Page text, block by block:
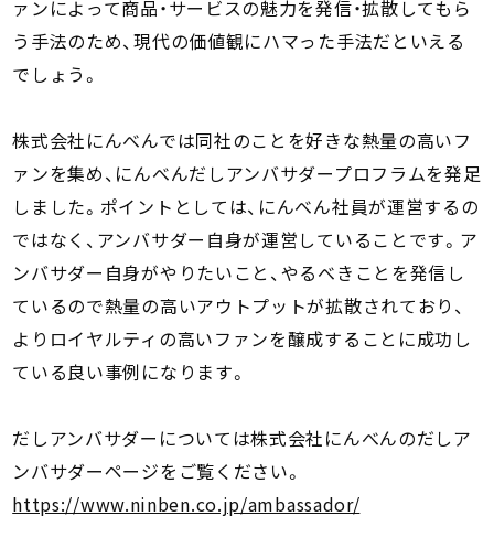
ァンによって商品・サービスの魅力を発信・拡散してもら
う手法のため、現代の価値観にハマった手法だといえる
でしょう。
株式会社にんべんでは同社のことを好きな熱量の高いフ
ァンを集め、にんべんだしアンバサダープロフラムを発足
しました。ポイントとしては、にんべん社員が運営するの
ではなく、アンバサダー自身が運営していることです。ア
ンバサダー自身がやりたいこと、やるべきことを発信し
ているので熱量の高いアウトプットが拡散されており、
よりロイヤルティの高いファンを醸成することに成功し
ている良い事例になります。
だしアンバサダーについては株式会社にんべんのだしア
ンバサダーページをご覧ください。
https://www.ninben.co.jp/ambassador/